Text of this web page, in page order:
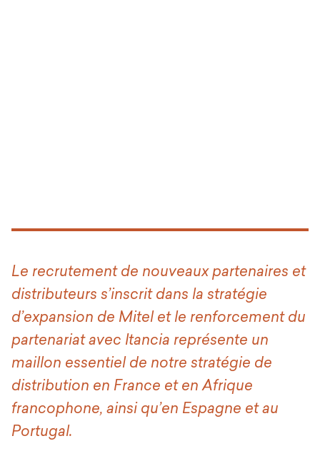
Le recrutement de nouveaux partenaires et
distributeurs s’inscrit dans la stratégie
d’expansion de Mitel et le renforcement du
partenariat avec Itancia représente un
maillon essentiel de notre stratégie de
distribution en France et en Afrique
francophone, ainsi qu’en Espagne et au
Portugal.